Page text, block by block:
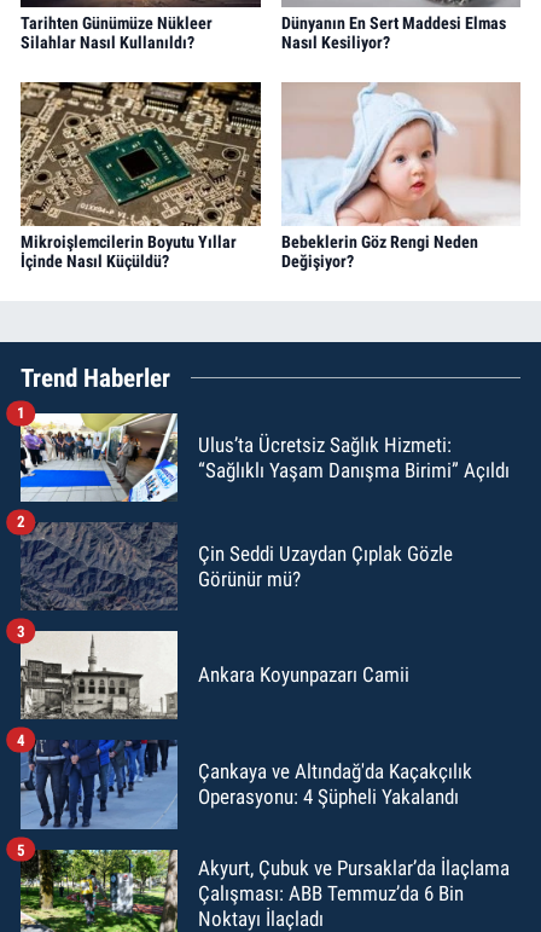
Tarihten Günümüze Nükleer
Silahlar Nasıl Kullanıldı?
Dünyanın En Sert Maddesi Elmas
Nasıl Kesiliyor?
Mikroişlemcilerin Boyutu Yıllar
İçinde Nasıl Küçüldü?
Bebeklerin Göz Rengi Neden
Değişiyor?
Trend Haberler
Ulus’ta Ücretsiz Sağlık Hizmeti:
“Sağlıklı Yaşam Danışma Birimi” Açıldı
1
Çin Seddi Uzaydan Çıplak Gözle
Görünür mü?
2
Ankara Koyunpazarı Camii
3
Çankaya ve Altındağ'da Kaçakçılık
Operasyonu: 4 Şüpheli Yakalandı
4
Akyurt, Çubuk ve Pursaklar’da İlaçlama
Çalışması: ABB Temmuz’da 6 Bin
Noktayı İlaçladı
5